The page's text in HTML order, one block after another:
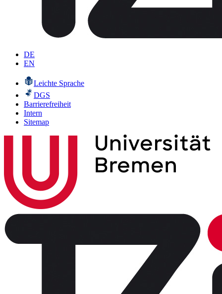
DE
EN
Leichte Sprache
DGS
Barrierefreiheit
Intern
Sitemap